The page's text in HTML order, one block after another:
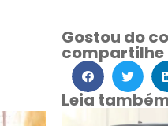
Gostou do
compartilhe
Leia